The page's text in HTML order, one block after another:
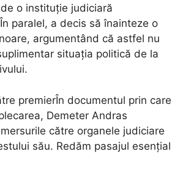
o instituție judiciară
paralel, a decis să înainteze o
argumentând că astfel nu
situația politică de la
premierÎn documentul prin care
Demeter Andras
către organele judiciare
său. Redăm pasajul esențial